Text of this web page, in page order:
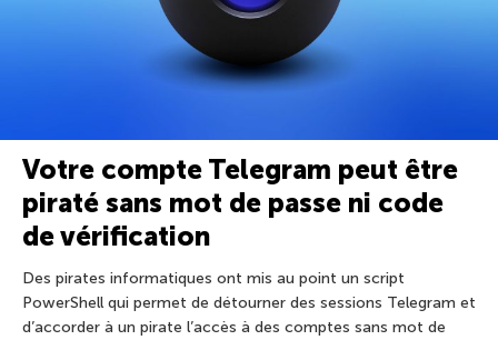
Votre compte Telegram peut être
piraté sans mot de passe ni code
de vérification
Des pirates informatiques ont mis au point un script
PowerShell qui permet de détourner des sessions Telegram et
d’accorder à un pirate l’accès à des comptes sans mot de